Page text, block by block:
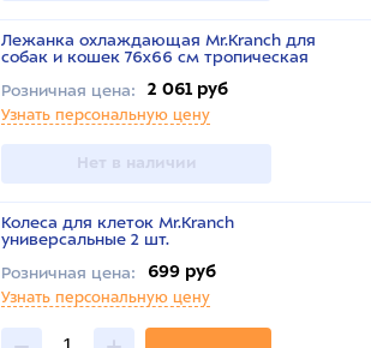
Лежанка охлаждающая Mr.Kranch для
собак и кошек 76x66 см тропическая
Розничная цена:
2 061 руб
Узнать персональную цену
Нет в наличии
Колеса для клеток Mr.Kranch
универсальные 2 шт.
Розничная цена:
699 руб
Узнать персональную цену